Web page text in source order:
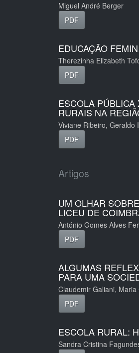
Miguel André Berger
PDF
EDUCAÇÃO
Therezinha Elizabeth
PDF
ESCOLA
RURAIS NA
Viviane Ribeiro, Geraldo
PDF
Artigos
UM OLHAR
LICEU DE
António Gomes Alves
PDF
ALGUMAS
PARA UMA
Claudemir Galiani,
PDF
ESCOLA RURAL:
Sandra Cristina